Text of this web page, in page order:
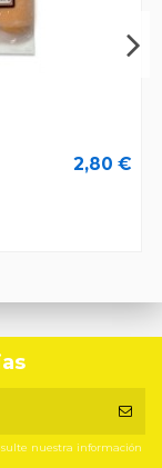
2,80 €
nuestra información